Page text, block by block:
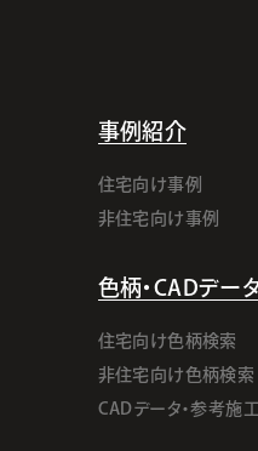
事例紹介
住宅向け事例
非住宅向け事例
色柄・CADデー
住宅向け色柄検索
非住宅向け色柄検索
CADデータ・参考施